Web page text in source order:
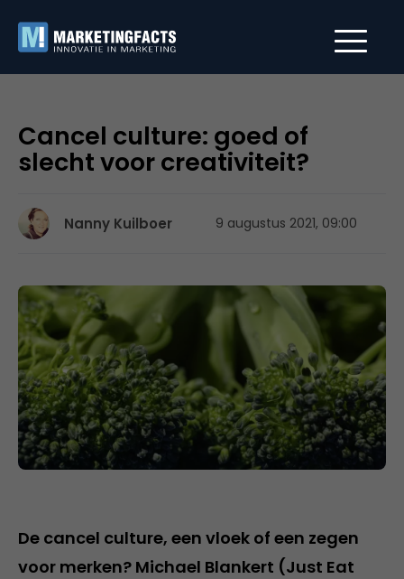
Cancel culture: goed of
slecht voor creativiteit?
Nanny Kuilboer 9 augustus 2021, 09:00
De cancel culture, een vloek of een zegen
voor merken? Michael Blankert (Just Eat